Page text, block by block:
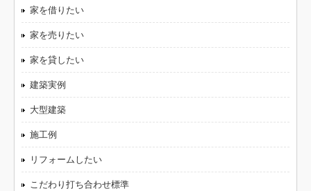
家を借りたい
家を売りたい
家を貸したい
建築実例
大型建築
施工例
リフォームしたい
こだわり打ち合わせ標準